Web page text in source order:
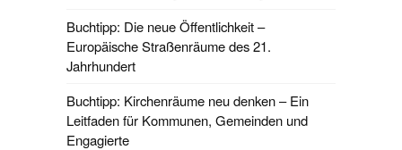
Buchtipp: Die neue Öffentlichkeit –
Europäische Straßenräume des 21.
Jahrhundert
Buchtipp: Kirchenräume neu denken – Ein
Leitfaden für Kommunen, Gemeinden und
Engagierte